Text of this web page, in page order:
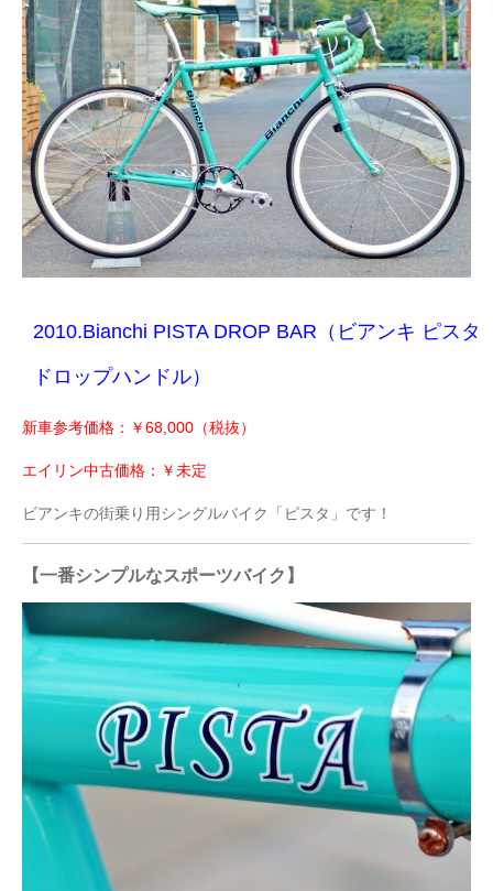
2010.Bianchi PISTA DROP BAR（ビアンキ ピスタ
ドロップハンドル）
新車参考価格：￥68,000（税抜）
エイリン中古価格：￥未定
ビアンキの街乗り用シングルバイク「ピスタ」です！
【一番シンプルなスポーツバイク】